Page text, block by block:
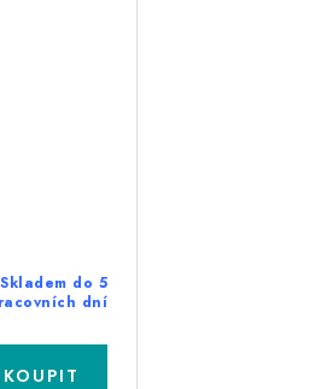
Skladem do 5
dní